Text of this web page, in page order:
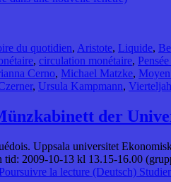
du quotidien, Aristote, Liquide,
, circulation monétaire,
Cerno, Michael Matzke,
, Ursula Kampmann,
der
Uppsala universitet
tid: 2009-10-13 kl 13.15-16.00
Poursuivre la lecture (Deutsch)